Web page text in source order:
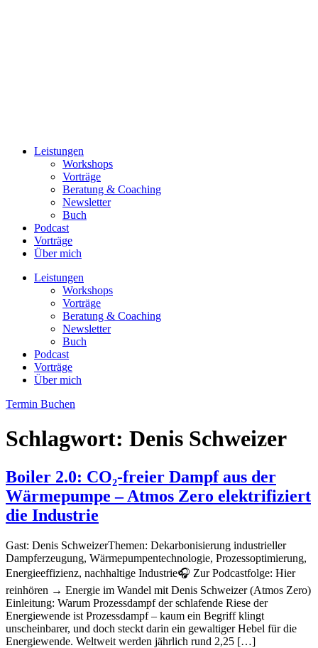
Leistungen
Workshops
Vorträge
Beratung & Coaching
Newsletter
Buch
Podcast
Vorträge
Über mich
Leistungen
Workshops
Vorträge
Beratung & Coaching
Newsletter
Buch
Podcast
Vorträge
Über mich
Termin Buchen
Schlagwort: Denis Schweizer
Boiler 2.0: CO₂-freier Dampf aus der
Wärmepumpe – Atmos Zero elektrifiziert
die Industrie
Gast: Denis SchweizerThemen: Dekarbonisierung industrieller
Dampferzeugung, Wärmepumpentechnologie, Prozessoptimierung,
Energieeffizienz, nachhaltige Industrie🎧 Zur Podcastfolge: Hier
reinhören → Energie im Wandel mit Denis Schweizer (Atmos Zero)
Einleitung: Warum Prozessdampf der schlafende Riese der
Energiewende ist Prozessdampf – kaum ein Begriff klingt
unscheinbarer, und doch steckt darin ein gewaltiger Hebel für die
Energiewende. Weltweit werden jährlich rund 2,25 […]